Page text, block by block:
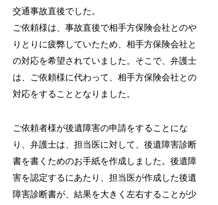
交通事故直後でした。
ご依頼様は、事故直後で相手方保険会社とのや
りとりに疲弊していたため、相手方保険会社と
の対応を希望されていました。そこで、弁護士
は、ご依頼様に代わって、相手方保険会社との
対応をすることとなりました。
ご依頼者様が後遺障害の申請をすることにな
り、弁護士は、担当医に対して、後遺障害診断
書を書くためのお手紙を作成しました。後遺障
害を認定するにあたり、担当医が作成した後遺
障害診断書が、結果を大きく左右することが少